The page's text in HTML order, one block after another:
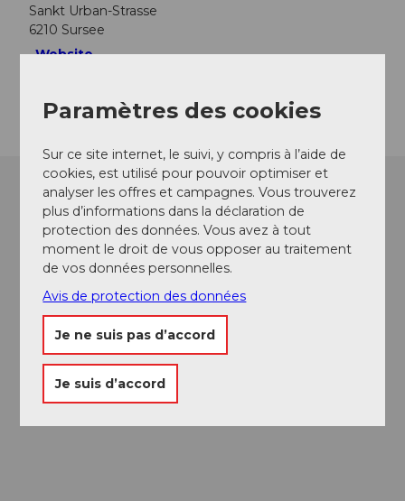
Sankt Urban-Strasse
6210 Sursee
Website
Paramètres des cookies
Sur ce site internet, le suivi, y compris à l’aide de
cookies, est utilisé pour pouvoir optimiser et
analyser les offres et campagnes. Vous trouverez
plus d’informations dans la déclaration de
protection des données. Vous avez à tout
moment le droit de vous opposer au traitement
de vos données personnelles.
Avis de protection des données
Je ne suis pas d’accord
Je suis d’accord